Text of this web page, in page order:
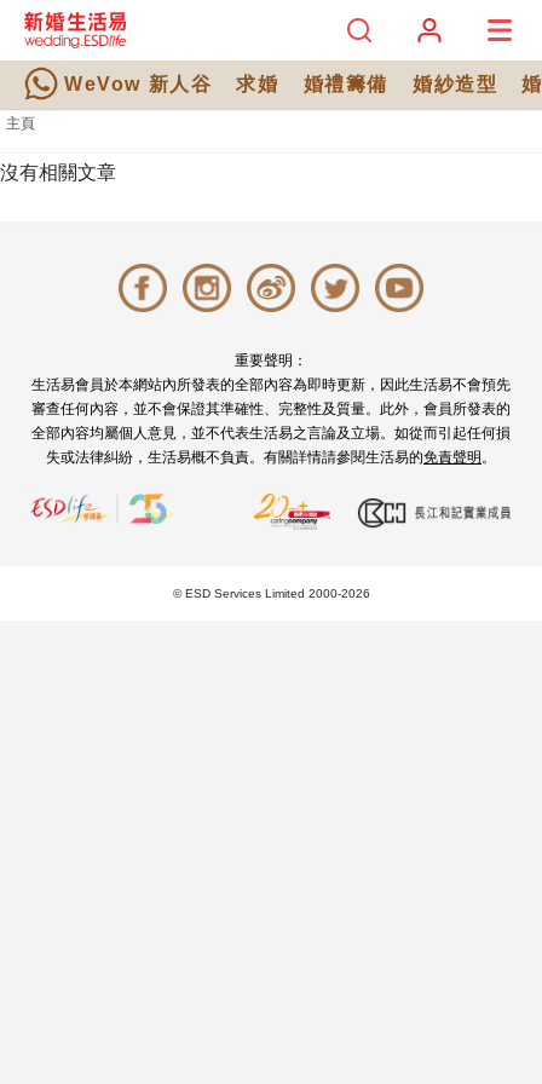
WeVow 新人谷 求婚 婚禮籌備 婚紗造型
主頁
沒有相關文章
重要聲明：
生活易會員於本網站內所發表的全部內容為即時更新，因此生活易不會預先
審查任何內容，並不會保證其準確性、完整性及質量。此外，會員所發表的
全部內容均屬個人意見，並不代表生活易之言論及立場。如從而引起任何損
失或法律糾紛，生活易概不負責。有關詳情請參閱生活易的免責聲明 。
© ESD Services Limited 2000-2026